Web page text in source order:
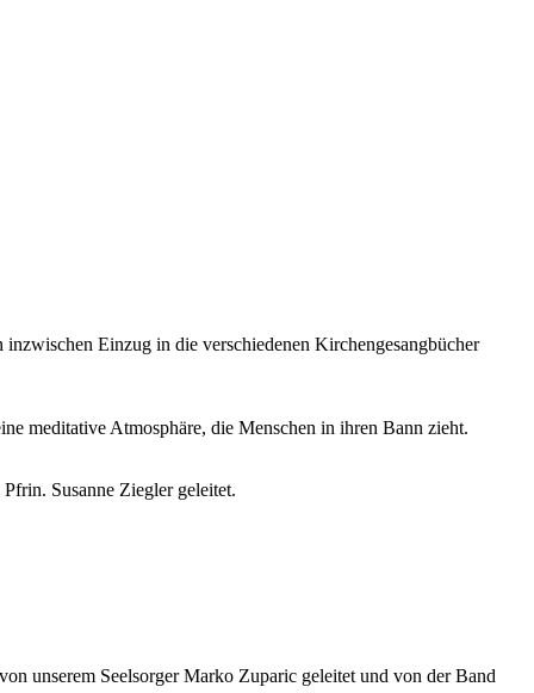
Einzug in die ver­schiede­nen Kirchenge­sang­büch­er
med­i­ta­tive Atmo­sphäre, die Men­schen in ihren Bann zieht.
Susanne Ziegler geleit­et.
unserem Seel­sorg­er Marko Zupar­ic geleit­et und von der Band